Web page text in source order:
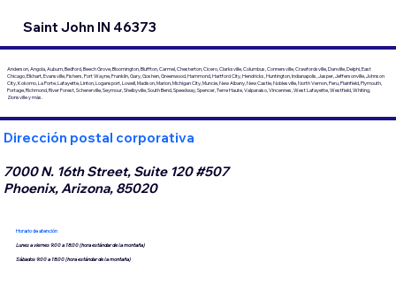
Saint John IN 46373
Anderson, Angola, Auburn, Bedford, Beech Grove, Bloomington, Bluffton, Carmel, Chesterton, Cicero, Clarksville, Columbus, Connersville, Crawfordsville, Danville, Delphi, East
Chicago, Elkhart, Evansville, Fishers, Fort Wayne, Franklin, Gary, Goshen, Greenwood, Hammond, Hartford City, Hendricks, Huntington, Indianapolis, Jasper, Jeffersonville, Johnson
City, Kokomo, La Porte, Lafayette, Linton, Logansport, Lowell, Madison, Marion, Michigan City, Muncie, New Albany, New Castle, Noblesville, North Vernon, Peru, Plainfield, Plymouth,
Portage, Richmond, River Forest, Schererville, Seymour, Shelbyville, South Bend, Speedway, Spencer, Terre Haute, Valparaiso, Vincennes, West Lafayette, Westfield, Whiting,
Zionsville y más.
Dirección postal corporativa
7000 N. 16th Street, Suite 120 #507
Phoenix, Arizona, 85020
Horario de atención
Lunes a viernes 9:00 a 18:00 (hora estándar de la montaña)
Sábados 9:00 a 18:00 (hora estándar de la montaña)